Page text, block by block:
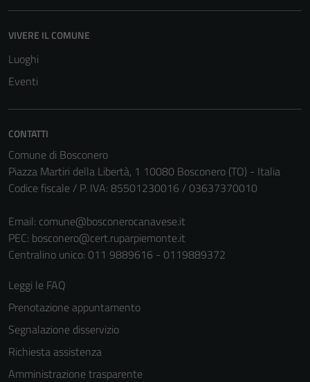
VIVERE IL COMUNE
Luoghi
Eventi
CONTATTI
Comune di Bosconero
Piazza Martiri della Libertà, 1 10080 Bosconero (TO) - Italia
Codice fiscale / P. IVA: 85501230016 / 03637370010
Email: comune@bosconerocanavese.it
PEC: bosconero@cert.ruparpiemonte.it
Centralino unico: 011 9889616 - 0119889372
Leggi le FAQ
Prenotazione appuntamento
Segnalazione disservizio
Richiesta assistenza
Amministrazione trasparente
per il
essere
disabilitati.
non raccolgono
informazioni
personali.